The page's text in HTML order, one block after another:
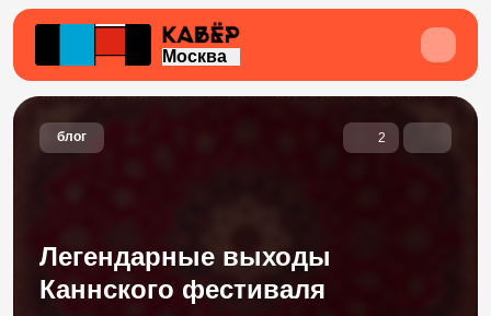
Москва
блог 2
Легендарные выходы
Каннского фестиваля